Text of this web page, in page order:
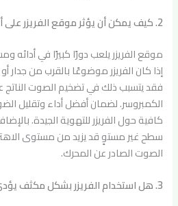
2. كيف يمكن أن يؤثر موقع الفريزر على أدائه وصوته؟
موقع الفريزر يلعب دورًا كبيرًا في أدائه
إذا كان الفريزر موضوعًا بالقرب من
فقد يتسبب ذلك في تضخيم الصوت الناتج
الكمبروسر. لضمان أفضل أداء وتقليل
كافية حول الفريزر للتهوية الجيدة.
سطح غير مستوٍ قد يزيد من مستوى
الصوت الصادر عن المحرك.
3. هل استخدام الفريزر بشكل مكثف يؤدي إلى زيادة الصوت؟